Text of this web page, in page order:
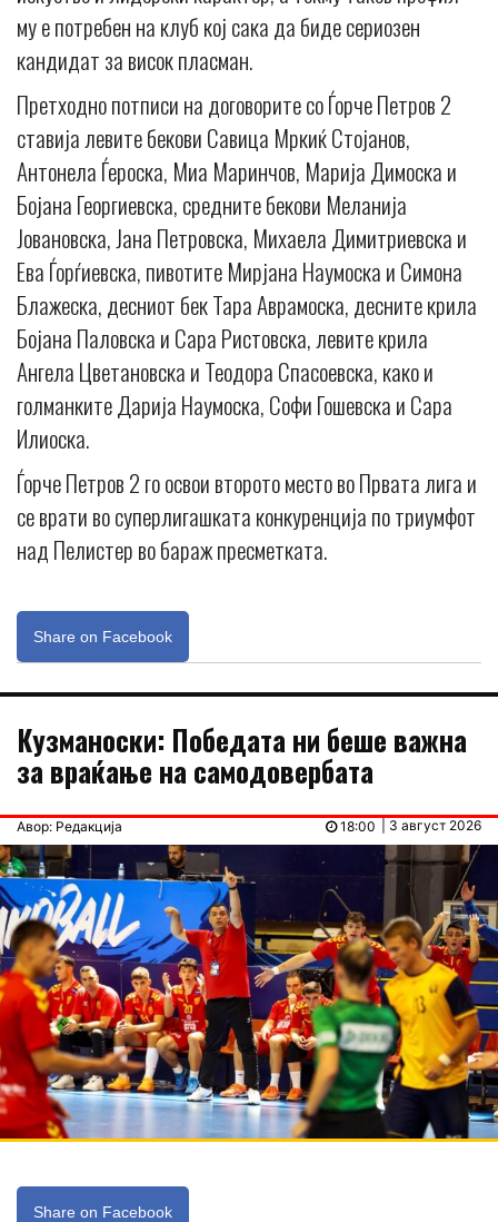
му е потребен на клуб кој сака да биде сериозен
кандидат за висок пласман.
Претходно потписи на договорите со Ѓорче Петров 2
ставија левите бекови Савица Мркиќ Стојанов,
Антонела Ѓероска, Миа Маринчов, Марија Димоска и
Бојана Георгиевска, средните бекови Меланија
Јовановска, Jана Петровска, Михаела Димитриевска и
Ева Ѓорѓиевска, пивотите Мирјана Наумоска и Симона
Блажеска, десниот бек Тара Аврамоска, десните крила
Бојана Паловска и Сара Ристовска, левите крила
Ангела Цветановска и Теодора Спасоевска, како и
голманките Дарија Наумоска, Софи Гошевска и Сара
Илиоска.
Ѓорче Петров 2 го освои второто место во Првата лига и
се врати во суперлигашката конкуренција по триумфот
над Пелистер во бараж пресметката.
Share on Facebook
Кузманоски: Победата ни беше важна
за враќање на самодовербата
Авор: Редакција | 3 август 2026
18:00
Share on Facebook